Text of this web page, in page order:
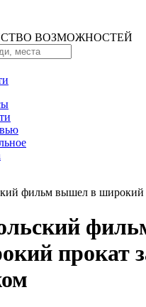
ВОЗМОЖНОСТЕЙ
прокат